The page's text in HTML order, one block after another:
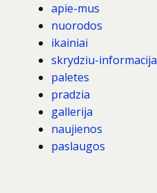
apie-mus
nuorodos
ikainiai
skrydziu-informacija
paletes
pradzia
gallerija
naujienos
paslaugos